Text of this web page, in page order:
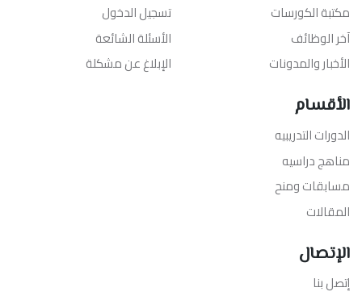
مكتبة الكورسات
آخر الوظائف
الأخبار والمدونات
تسجيل الدخول
الأسئلة الشائعة
الإبلاغ عن مشكلة
الأقسام
الدورات التدريبيه
مناهج دراسيه
مسابقات ومنح
المقالات
الإتصال
إتصل بنا